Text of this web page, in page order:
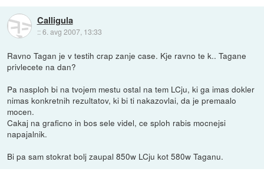
Calligula
::6. avg 2007, 13:33
Ravno Tagan je v testih crap zanje case. Kje ravno te k.. Tagane
privlecete na dan?
Pa nasploh bi na tvojem mestu ostal na tem LCju, ki ga imas dokler
nimas konkretnih rezultatov, ki bi ti nakazovlai, da je premaalo
mocen.
Cakaj na graficno in bos sele videl, ce sploh rabis mocnejsi
napajalnik.
Bi pa sam stokrat bolj zaupal 850w LCju kot 580w Taganu.